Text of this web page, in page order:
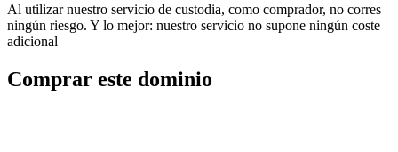
Al utilizar nuestro servicio de custodia, como comprador, no corres
ningún riesgo. Y lo mejor: nuestro servicio no supone ningún coste
adicional
Comprar este dominio